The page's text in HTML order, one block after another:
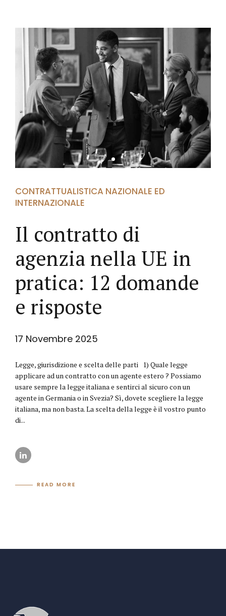
CONTRATTUALISTICA NAZIONALE ED
INTERNAZIONALE
Il contratto di
agenzia nella UE in
pratica: 12 domande
e risposte
17 Novembre 2025
Legge, giurisdizione e scelta delle parti 1) Quale legge
applicare ad un contratto con un agente estero ? Possiamo
usare sempre la legge italiana e sentirci al sicuro con un
agente in Germania o in Svezia? Sì, dovete scegliere la legge
italiana, ma non basta. La scelta della legge è il vostro punto
di...
READ MORE